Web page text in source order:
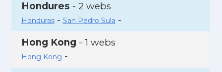
Hondures - 2 webs
Honduras- San Pedro Sula -
Hong Kong - 1 webs
Hong Kong -